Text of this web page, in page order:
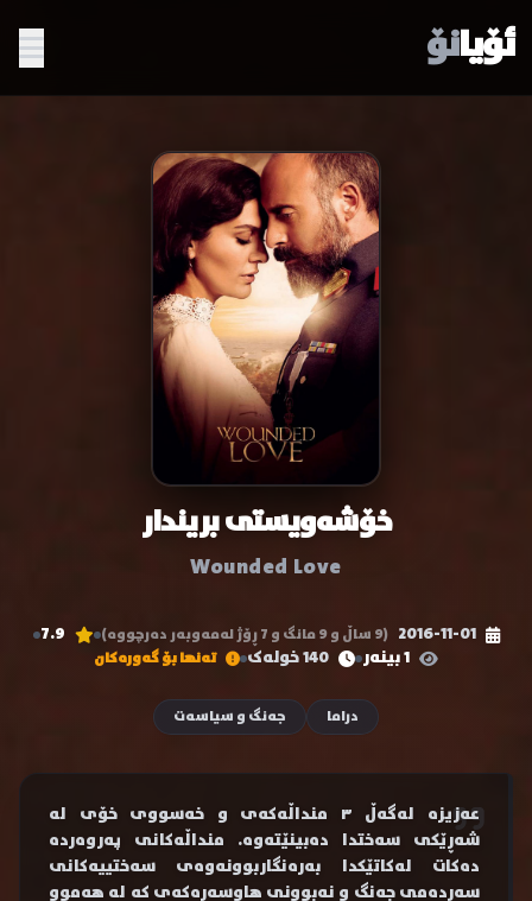
ئۆیانۆ
خۆشەویستی بریندار
Wounded Love
2016-11-01 (9 ساڵ و 9 مانگ و 7 ڕۆژ لەمەوبەر دەرچووە)
7.9
1 بینەر
140 خولەک تەنها بۆ گەورەکان
دراما جەنگ و سیاسەت
عەزیزە لەگەڵ ٣ منداڵەکەی و خەسووی خۆی لە
شەڕێکی سەختدا دەبینێتەوە. منداڵەکانی پەروەردە
دەکات لەکاتێکدا بەرەنگاربوونەوەی سەختییەکانی
سەردەمی جەنگ و نەبوونی هاوسەرەکەی کە لە هەموو